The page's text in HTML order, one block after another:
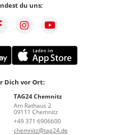
du uns:
Dich vor Ort:
TAG24 Chemnitz
Am Rathaus 2
09111 Chemnitz
+49 371 6906600
chemnitz@tag24.de